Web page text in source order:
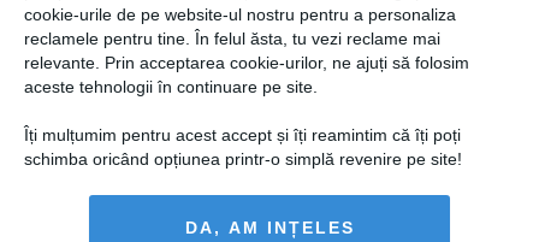
cookie-urile de pe website-ul nostru pentru a personaliza
reclamele pentru tine. În felul ăsta, tu vezi reclame mai
relevante. Prin acceptarea cookie-urilor, ne ajuți să folosim
aceste tehnologii în continuare pe site.
Îți mulțumim pentru acest accept și îți reamintim că îți poți
schimba oricând opțiunea printr-o simplă revenire pe site!
DA, AM INȚELES